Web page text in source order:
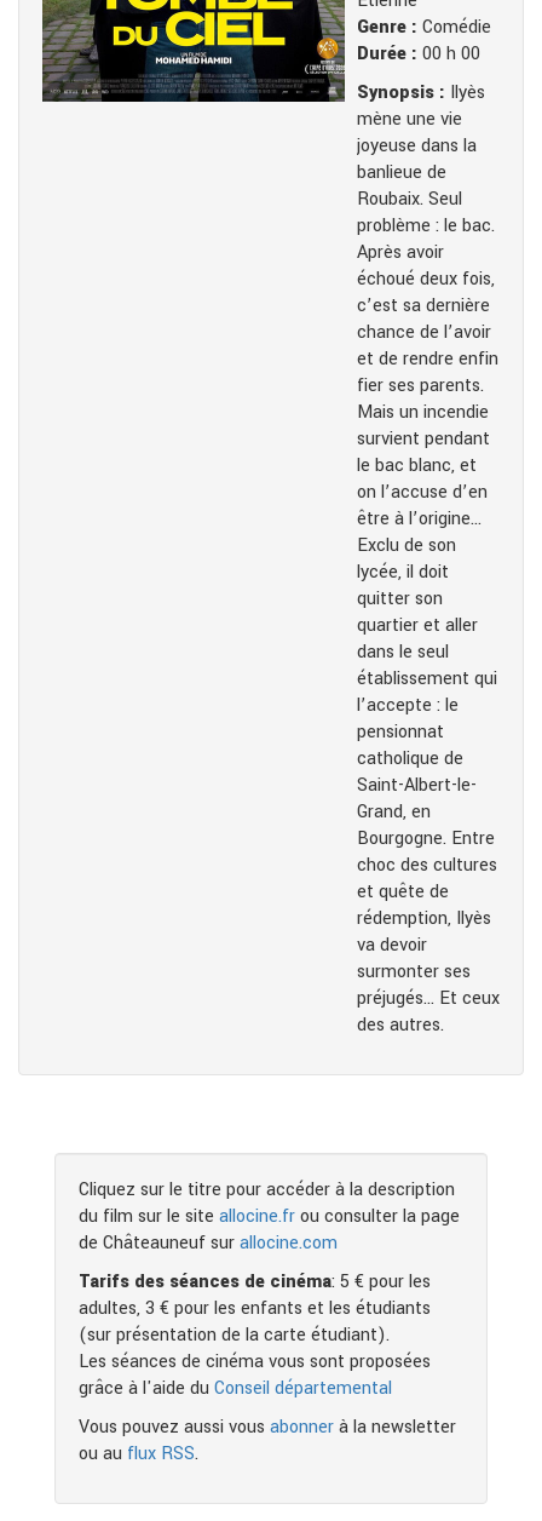
Genre : Comédie
Durée : 00 h 00
Synopsis : Ilyès
mène une vie
joyeuse dans la
banlieue de
Roubaix. Seul
problème : le bac.
Après avoir
échoué deux fois,
c’est sa dernière
chance de l’avoir
et de rendre enfin
fier ses parents.
Mais un incendie
survient pendant
le bac blanc, et
on l’accuse d’en
être à l’origine…
Exclu de son
lycée, il doit
quitter son
quartier et aller
dans le seul
établissement qui
l’accepte : le
pensionnat
catholique de
Saint-Albert-le-
Grand, en
Bourgogne. Entre
choc des cultures
et quête de
rédemption, Ilyès
va devoir
surmonter ses
préjugés… Et ceux
des autres.
Cliquez sur le titre pour accéder à la description
du film sur le site allocine.frou consulter la page
de Châteauneuf surallocine.com
Tarifs des séances de cinéma: 5 € pour les
adultes, 3 € pour les enfants et les étudiants
(sur présentation de la carte étudiant).
Les séances de cinéma vous sont proposées
grâce à l'aide du Conseil départemental
Vous pouvez aussi vous abonnerà la newsletter
ou au flux RSS.